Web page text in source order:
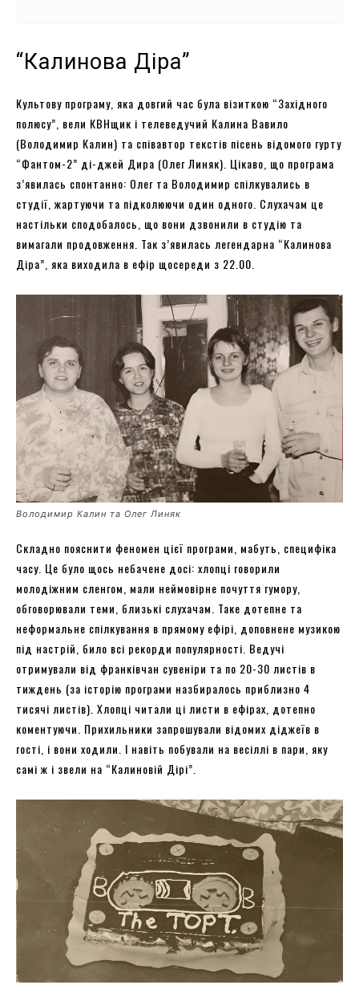
“Калинова Діра”
Культову програму, яка довгий час була візиткою “Західного
полюсу”, вели КВНщик і телеведучий Калина Вавило
(Володимир Калин) та співавтор текстів пісень відомого гурту
“Фантом-2” ді-джей Дира (Олег Линяк). Цікаво, що програма
з’явилась спонтанно: Олег та Володимир спілкувались в
студії, жартуючи та підколюючи один одного. Слухачам це
настільки сподобалось, що вони дзвонили в студію та
вимагали продовження. Так з’явилась легендарна “Калинова
Діра”, яка виходила в ефір щосереди з 22.00.
Володимир Калин та Олег Линяк
Складно пояснити феномен цієї програми, мабуть, специфіка
часу. Це було щось небачене досі: хлопці говорили
молодіжним сленгом, мали неймовірне почуття гумору,
обговорювали теми, близькі слухачам. Таке дотепне та
неформальне спілкування в прямому ефірі, доповнене музикою
під настрій, било всі рекорди популярності. Ведучі
отримували від франківчан сувеніри та по 20-30 листів в
тиждень (за історію програми назбиралось приблизно 4
тисячі листів). Хлопці читали ці листи в ефірах, дотепно
коментуючи. Прихильники запрошували відомих діджеїв в
гості, і вони ходили. І навіть побували на весіллі в пари, яку
самі ж і звели на “Калиновій Дірі”.